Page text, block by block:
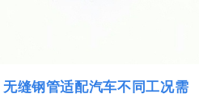
缝钢管适配汽车不同工况需